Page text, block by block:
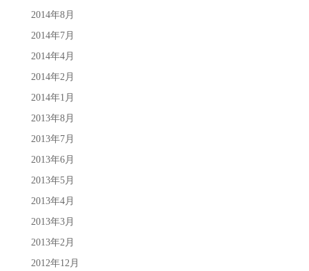
2014年8月
2014年7月
2014年4月
2014年2月
2014年1月
2013年8月
2013年7月
2013年6月
2013年5月
2013年4月
2013年3月
2013年2月
2012年12月